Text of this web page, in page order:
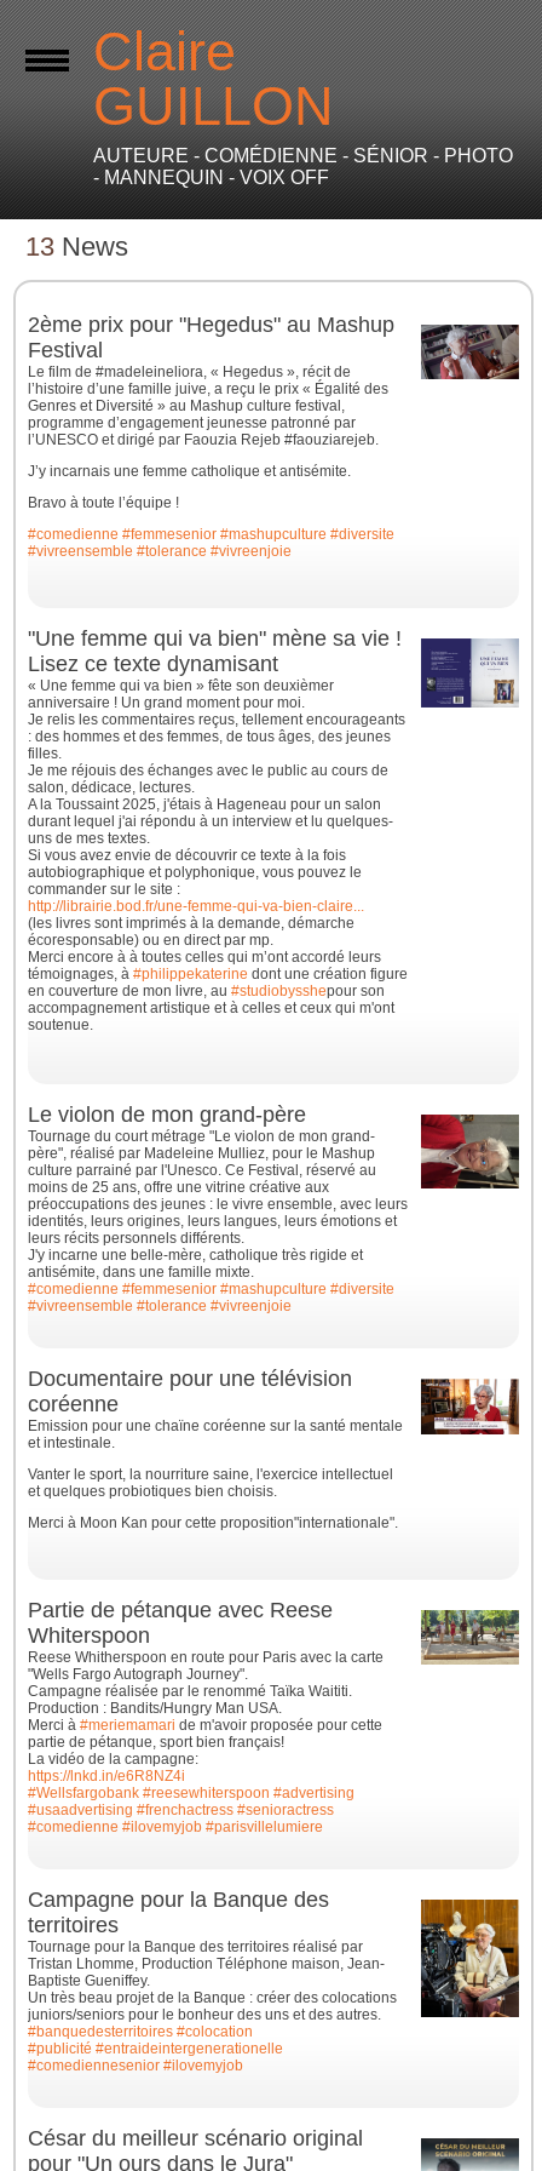
Claire
GUILLON
AUTEURE - COMÉDIENNE - SÉNIOR - PHOTO
- MANNEQUIN - VOIX OFF
13 News
2ème prix pour "Hegedus" au Mashup
Festival
Le film de #madeleineliora, « Hegedus », récit de
l’histoire d’une famille juive, a reçu le prix « Égalité des
Genres et Diversité » au Mashup culture festival,
programme d’engagement jeunesse patronné par
l’UNESCO et dirigé par Faouzia Rejeb #faouziarejeb.
J’y incarnais une femme catholique et antisémite.
Bravo à toute l’équipe !
#comedienne #femmesenior #mashupculture #diversite
#vivreensemble #tolerance #vivreenjoie
"Une femme qui va bien" mène sa vie !
Lisez ce texte dynamisant
« Une femme qui va bien » fête son deuxièmer
anniversaire ! Un grand moment pour moi.
Je relis les commentaires reçus, tellement encourageants
: des hommes et des femmes, de tous âges, des jeunes
filles.
Je me réjouis des échanges avec le public au cours de
salon, dédicace, lectures.
A la Toussaint 2025, j'étais à Hageneau pour un salon
durant lequel j'ai répondu à un interview et lu quelques-
uns de mes textes.
Si vous avez envie de découvrir ce texte à la fois
autobiographique et polyphonique, vous pouvez le
commander sur le site :
http://librairie.bod.fr/une-femme-qui-va-bien-claire...
(les livres sont imprimés à la demande, démarche
écoresponsable) ou en direct par mp.
Merci encore à à toutes celles qui m’ont accordé leurs
témoignages, à#philippekaterine dont une création figure
en couverture de mon livre, au#studiobysshepour son
accompagnement artistique et à celles et ceux qui m'ont
soutenue.
Le violon de mon grand-père
Tournage du court métrage "Le violon de mon grand-
père", réalisé par Madeleine Mulliez, pour le Mashup
culture parrainé par l'Unesco. Ce Festival, réservé au
moins de 25 ans, offre une vitrine créative aux
préoccupations des jeunes : le vivre ensemble, avec leurs
identités, leurs origines, leurs langues, leurs émotions et
leurs récits personnels différents.
J'y incarne une belle-mère, catholique très rigide et
antisémite, dans une famille mixte.
#comedienne #femmesenior #mashupculture #diversite
#vivreensemble #tolerance #vivreenjoie
Documentaire pour une télévision
coréenne
Emission pour une chaïne coréenne sur la santé mentale
et intestinale.
Vanter le sport, la nourriture saine, l'exercice intellectuel
et quelques probiotiques bien choisis.
Merci à Moon Kan pour cette proposition"internationale".
Partie de pétanque avec Reese
Whiterspoon
Reese Whitherspoon en route pour Paris avec la carte
"Wells Fargo Autograph Journey".
Campagne réalisée par le renommé Taïka Waititi.
Production : Bandits/Hungry Man USA.
Merci à#meriemamari de m'avoir proposée pour cette
partie de pétanque, sport bien français!
La vidéo de la campagne:
https://lnkd.in/e6R8NZ4i
#Wellsfargobank #reesewhiterspoon #advertising
#usaadvertising #frenchactress #senioractress
#comedienne #ilovemyjob #parisvillelumiere
Campagne pour la Banque des
territoires
Tournage pour la Banque des territoires réalisé par
Tristan Lhomme, Production Téléphone maison, Jean-
Baptiste Gueniffey.
Un très beau projet de la Banque : créer des colocations
juniors/seniors pour le bonheur des uns et des autres.
#banquedesterritoires #colocation
#publicité #entraideintergenerationelle
#comediennesenior #ilovemyjob
César du meilleur scénario original
pour "Un ours dans le Jura"